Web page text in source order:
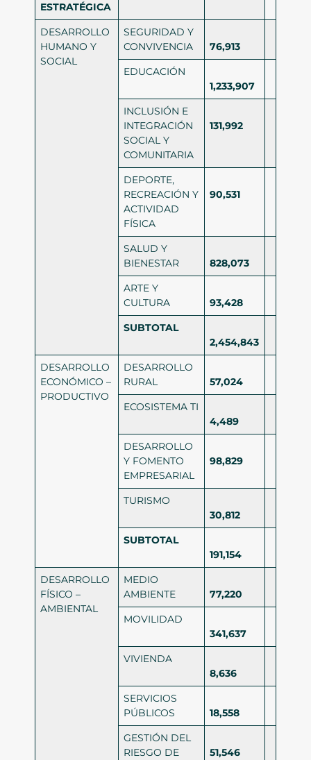
ESTRATÉGICA
DESARROLLO
HUMANO Y
SOCIAL
SEGURIDAD Y
CONVIVENCIA
76,913
EDUCACIÓN
1,233,907
INCLUSIÓN E
INTEGRACIÓN
SOCIAL Y
COMUNITARIA
131,992
DEPORTE,
RECREACIÓN Y
ACTIVIDAD
FÍSICA
90,531
SALUD Y
BIENESTAR
828,073
ARTE Y
CULTURA
93,428
SUBTOTAL
2,454,843
DESARROLLO
ECONÓMICO –
PRODUCTIVO
DESARROLLO
RURAL
57,024
ECOSISTEMA TI
4,489
DESARROLLO
Y FOMENTO
EMPRESARIAL
98,829
TURISMO
30,812
SUBTOTAL
191,154
DESARROLLO
FÍSICO –
AMBIENTAL
MEDIO
AMBIENTE
77,220
MOVILIDAD
341,637
VIVIENDA
8,636
SERVICIOS
PÚBLICOS
18,558
GESTIÓN DEL
RIESGO DE
51,546